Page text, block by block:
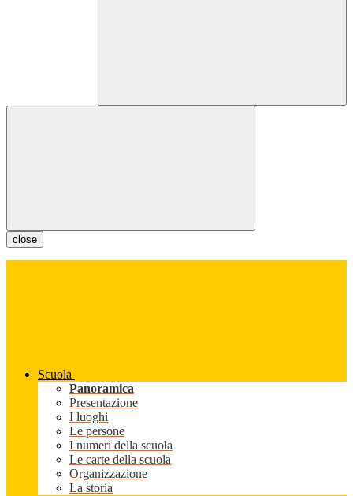
close
Scuola
Panoramica
Presentazione
I luoghi
Le persone
I numeri della scuola
Le carte della scuola
Organizzazione
La storia